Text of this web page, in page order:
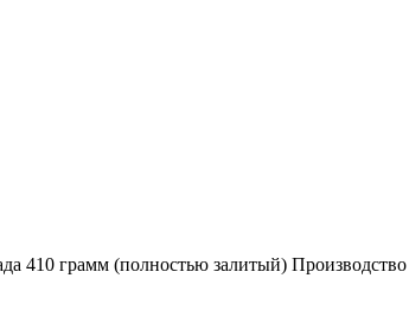
410 грамм (полностью залитый) Производство